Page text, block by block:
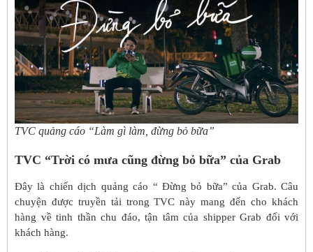
TVC quảng cáo “Làm gì làm, đừng bỏ bữa”
TVC “Trời có mưa cũng đừng bỏ bữa” của Grab
Đây là chiến dịch quảng cáo “ Đừng bỏ bữa” của Grab. Câu
chuyện được truyền tải trong TVC này mang đến cho khách
hàng về tinh thần chu đáo, tận tâm của shipper Grab đối với
khách hàng.